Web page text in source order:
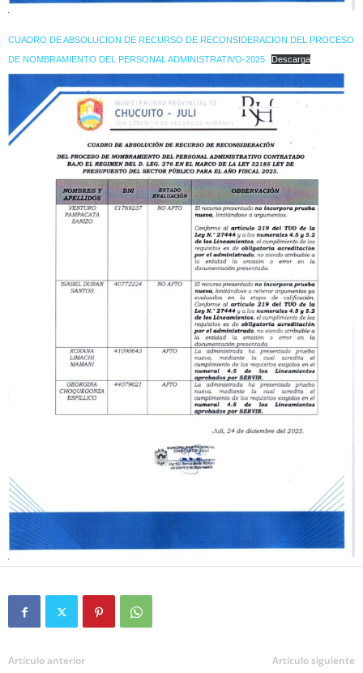
CUADRO DE ABSOLUCION DE RECURSO DE RECONSIDERACION DEL PROCESO
DE NOMBRAMIENTO DEL PERSONAL ADMINISTRATIVO-2025
Descarga
Artículo anterior Artículo siguiente